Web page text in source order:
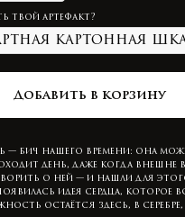
твой артефакт?
Добавить в корзину
— бич нашего времени: она
день, даже когда внешне
о ней — и нашли для
идея сердца, которое
остаётся здесь, в